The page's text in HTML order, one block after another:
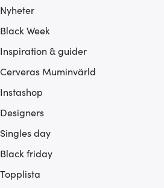
Nyheter
Black Week
Inspiration & guider
Cerveras Muminvärld
Instashop
Designers
Singles day
Black friday
Topplista